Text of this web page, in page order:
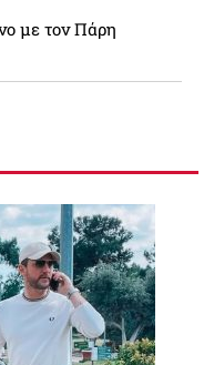
με τον Πάρη